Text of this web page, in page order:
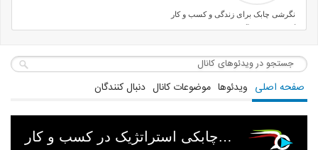
نگرشی چابک برای زندگی و کسب و کار
گروه پژوهش، آموزش و مشاوره
صفحه اصلی ویدئوها موضوعات کانال دنبال کنندگان
آموزش استفادۀ بهینه از چابکی استراتژیک در کسب و کار